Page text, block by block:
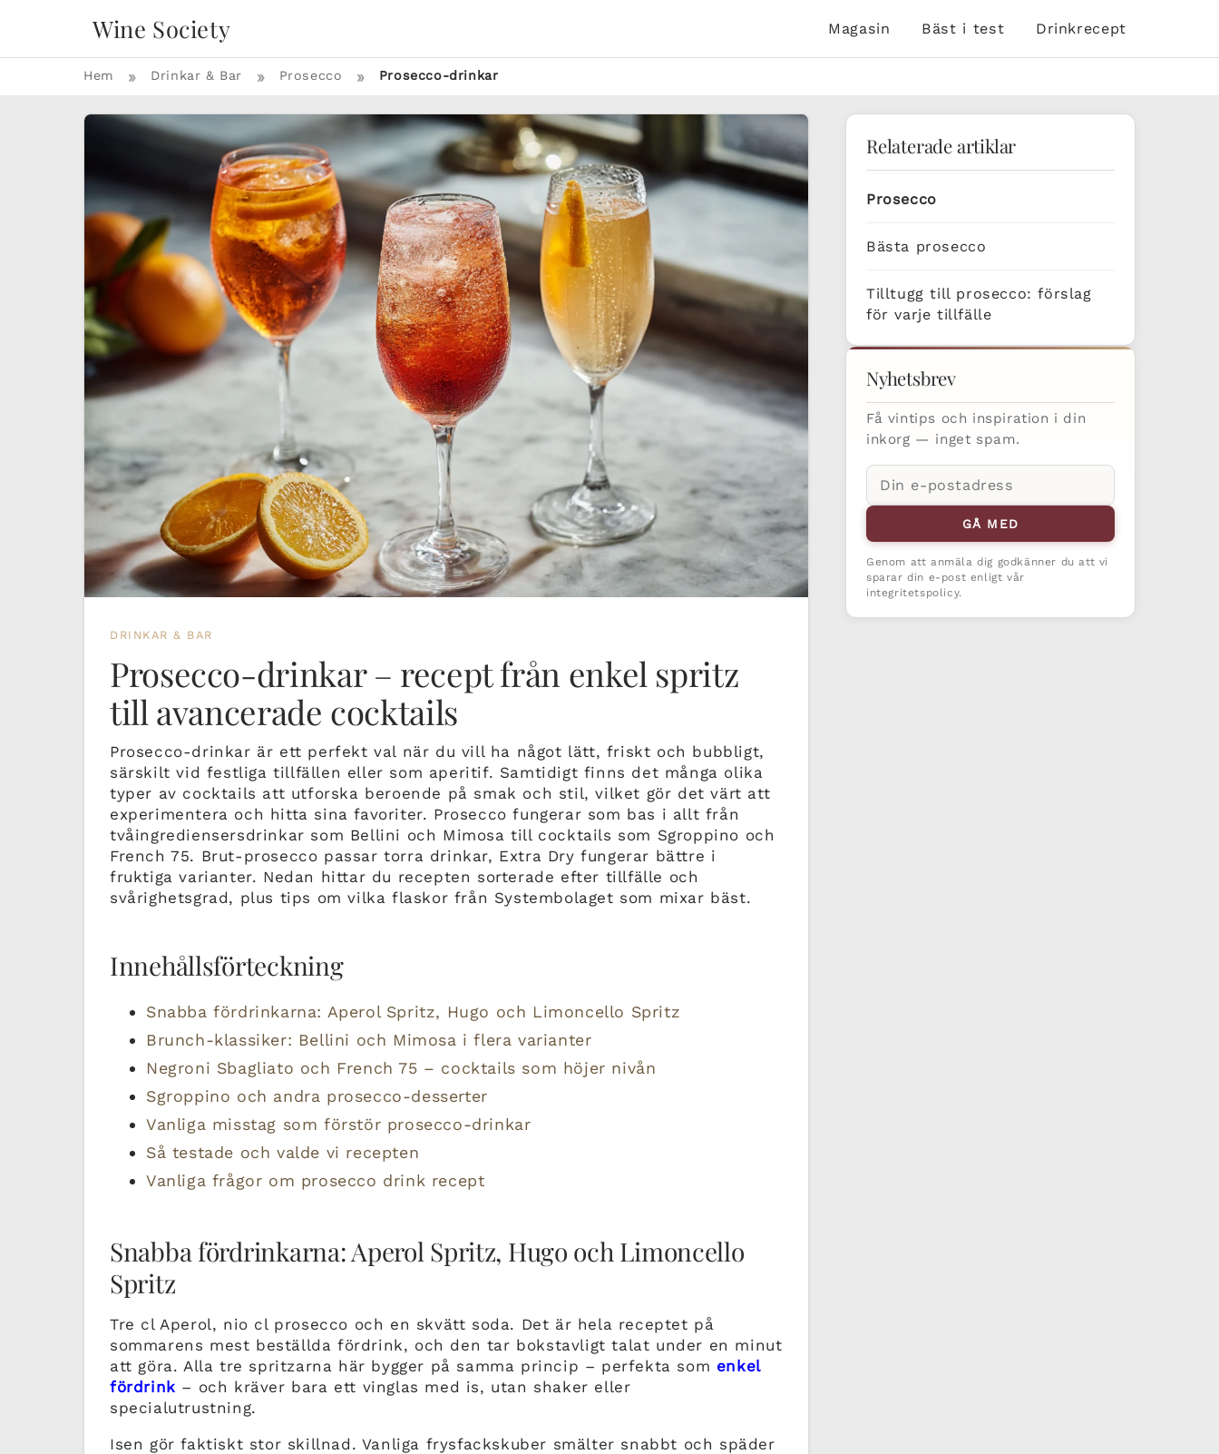
Wine Society Magasin Bäst i test Drinkrecept
Hem » Drinkar & Bar » Prosecco » Prosecco-drinkar
DRINKAR & BAR
Prosecco-drinkar – recept från enkel spritz
till avancerade cocktails
Prosecco-drinkar är ett perfekt val när du vill ha något lätt, friskt och bubbligt,
särskilt vid festliga tillfällen eller som aperitif. Samtidigt finns det många olika
typer av cocktails att utforska beroende på smak och stil, vilket gör det värt att
experimentera och hitta sina favoriter. Prosecco fungerar som bas i allt från
tvåingrediensersdrinkar som Bellini och Mimosa till cocktails som Sgroppino och
French 75. Brut-prosecco passar torra drinkar, Extra Dry fungerar bättre i
fruktiga varianter. Nedan hittar du recepten sorterade efter tillfälle och
svårighetsgrad, plus tips om vilka flaskor från Systembolaget som mixar bäst.
Innehållsförteckning
Snabba fördrinkarna: Aperol Spritz, Hugo och Limoncello Spritz
Brunch-klassiker: Bellini och Mimosa i flera varianter
Negroni Sbagliato och French 75 – cocktails som höjer nivån
Sgroppino och andra prosecco-desserter
Vanliga misstag som förstör prosecco-drinkar
Så testade och valde vi recepten
Vanliga frågor om prosecco drink recept
Snabba fördrinkarna: Aperol Spritz, Hugo och Limoncello
Spritz
Tre cl Aperol, nio cl prosecco och en skvätt soda. Det är hela receptet på
sommarens mest beställda fördrink, och den tar bokstavligt talat under en minut
att göra. Alla tre spritzarna här bygger på samma princip – perfekta som enkel
fördrink – och kräver bara ett vinglas med is, utan shaker eller
specialutrustning.
Isen gör faktiskt stor skillnad. Vanliga frysfackskuber smälter snabbt och späder
Relaterade artiklar
Prosecco
Bästa prosecco
Tilltugg till prosecco: förslag
för varje tillfälle
Nyhetsbrev
Få vintips och inspiration i din
inkorg — inget spam.
E-
postadress
GÅ MED
Genom att anmäla dig godkänner du att vi
sparar din e-post enligt vår
integritetspolicy.